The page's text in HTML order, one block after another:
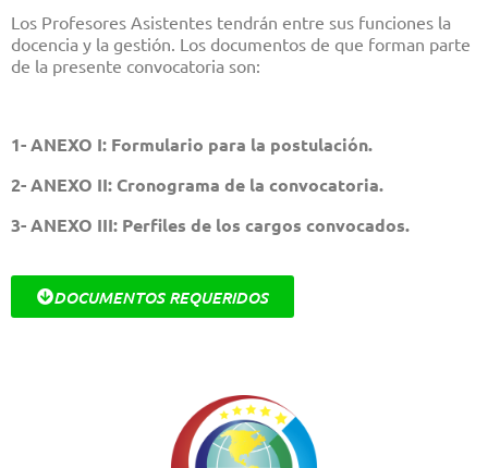
Los Profesores Asistentes tendrán entre sus funciones la
docencia y la gestión. Los documentos de que forman parte
de la presente convocatoria son:
1- ANEXO I: Formulario para la postulación.
2- ANEXO II: Cronograma de la convocatoria.
3- ANEXO III: Perfiles de los cargos convocados.
DOCUMENTOS REQUERIDOS